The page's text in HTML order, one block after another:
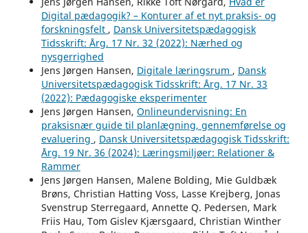
Digital pædagogik? – Konturer af et nyt praksis- og
forskningsfelt , Dansk Universitetspædagogisk
Tidsskrift: Årg. 17 Nr. 32 (2022): Nærhed og
nysgerrighed
Jens Jørgen Hansen, Digitale læringsrum , Dansk
Universitetspædagogisk Tidsskrift: Årg. 17 Nr. 33
(2022): Pædagogiske eksperimenter
Jens Jørgen Hansen, Onlineundervisning: En
praksisnær guide til planlægning, gennemførelse og
evaluering , Dansk Universitetspædagogisk Tidsskrift:
Årg. 19 Nr. 36 (2024): Læringsmiljøer: Relationer &
Rammer
Jens Jørgen Hansen, Malene Bolding, Mie Guldbæk
Brøns, Christian Hatting Voss, Lasse Krejberg, Jonas
Svenstrup Sterregaard, Annette Q. Pedersen, Mark
Friis Hau, Tom Gislev Kjærsgaard, Christian Winther